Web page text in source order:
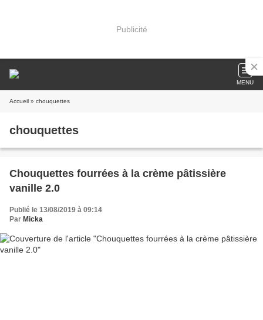
Publicité
MENU
Accueil » chouquettes
chouquettes
Chouquettes fourrées à la crème pâtissière
vanille 2.0
Publié le 13/08/2019 à 09:14
Par Micka